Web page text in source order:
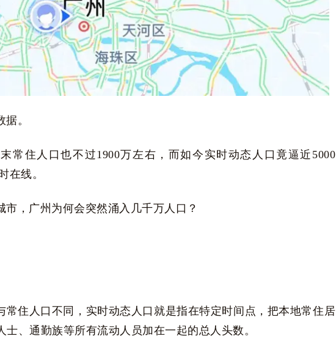
。
常住人口也不过1900万左右，而如今实时动态人口竟逼近5000
在线。
市，广州为何会突然涌入几千万人口？
常住人口不同，实时动态人口就是指在特定时间点，把本地常住居
士、通勤族等所有流动人员加在一起的总人头数。